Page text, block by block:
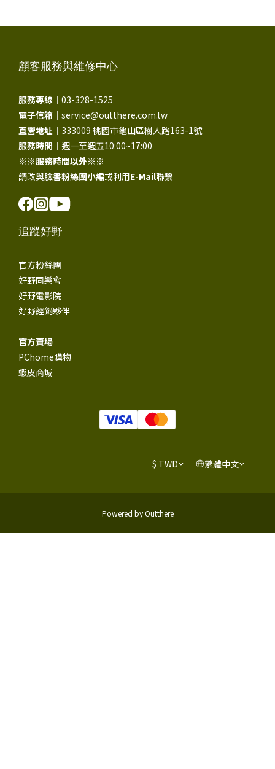
顧客服務與維修中心
服務專線｜ 03-328-1525
電子信箱｜ service@outthere.com.tw
直營地址｜ 333009 桃園市龜山區樹人路163-1號
服務時間｜ 週一至週五10:00~17:00
※※服務時間以外※※
請改與臉書粉絲團小編或利用E-Mail聯繫
追蹤好野
官方粉絲團
好野同樂會
好野電影院
好野經銷夥伴
官方賣場
PChome購物
蝦皮商城
$ TWD 繁體中文
Powered by Outthere